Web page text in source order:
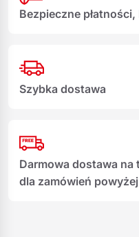
Bezpieczne
Szybka dostawa
Darmowa dostawa na
dla zamówień